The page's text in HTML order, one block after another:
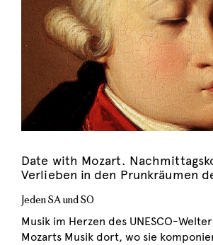
Date with Mozart.
Verlieben in den Prunkräumen
Jeden SA und SO
Musik im Herzen des UNESCO-
Mozarts Musik dort, wo sie